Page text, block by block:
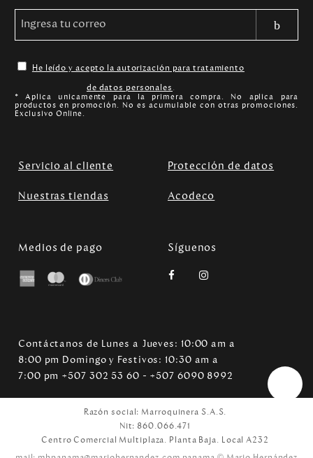
He leído y acepto la autorización para tratamiento
de datos personales.
* Aplica unicamente para la primera compra. No aplica para
productos en promoción. No es acumulable con otras promociones.
Exclusivo Online.
Servicio al cliente Protección de datos
Nuestras tiendas Acodeco
Medios de pago Síguenos
Contáctanos de Lunes a Jueves: 10:00 am a
8:00 pm Domingo y Festivos: 10:30 am a
7:00 pm +507 302 53 60 - +507 6090 8992
Razón social: Marroquinera S.A.S.
Nit: 860.066.471
Centro Comercial Multiplaza. Planta Baja. Local A232